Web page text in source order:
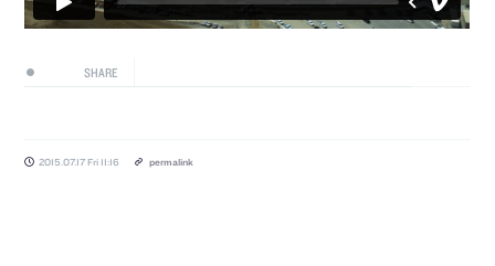
SHARE
2015.07.17 Fri 11:16 permalink